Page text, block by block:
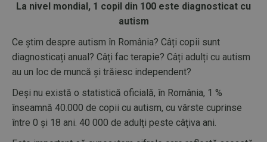
La nivel mondial, 1 copil din 100 este diagnosticat cu
autism
Ce știm despre autism în România? Câți copii sunt
diagnosticați anual? Câți fac terapie? Câți adulți cu autism
au un loc de muncă și trăiesc independent?
Deși nu există o statistică oficială, în România, 1 %
înseamnă 40.000 de copii cu autism, cu vârste cuprinse
între 0 și 18 ani. 40 000 de adulți peste câțiva ani.